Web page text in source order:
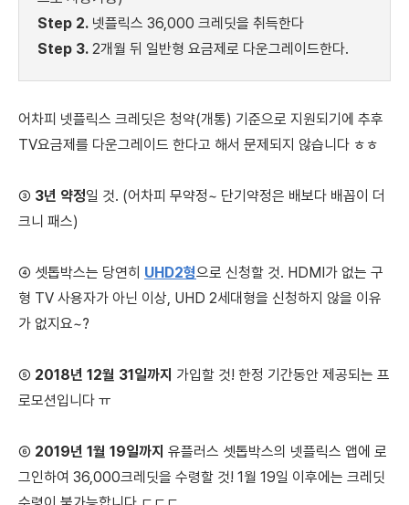
Step 2. 넷플릭스 36,000 크레딧을 취득한다
Step 3. 2개월 뒤 일반형 요금제로 다운그레이드한다.
어차피 넷플릭스 크레딧은 청약(개통) 기준으로 지원되기에 추후
TV요금제를 다운그레이드 한다고 해서 문제되지 않습니다 ㅎㅎ
③ 3년 약정일 것. (어차피 무약정~ 단기약정은 배보다 배꼽이 더
크니 패스)
④ 셋톱박스는 당연히 UHD2형으로 신청할 것. HDMI가 없는 구
형 TV 사용자가 아닌 이상, UHD 2세대형을 신청하지 않을 이유
가 없지요~?
⑤ 2018년 12월 31일까지 가입할 것! 한정 기간동안 제공되는 프
로모션입니다 ㅠ
⑥ 2019년 1월 19일까지 유플러스 셋톱박스의 넷플릭스 앱에 로
그인하여 36,000크레딧을 수령할 것! 1월 19일 이후에는 크레딧